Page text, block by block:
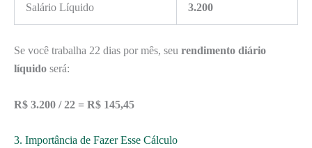
Salário Líquido 3.200
Se você trabalha 22 dias por mês, seu rendimento diário
líquido será:
R$ 3.200 / 22 = R$ 145,45
3. Importância de Fazer Esse Cálculo